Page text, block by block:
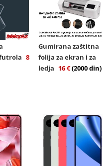
8
Gumirana zaštitna
folija za ekran i za
ledja 16 €(2000 din)